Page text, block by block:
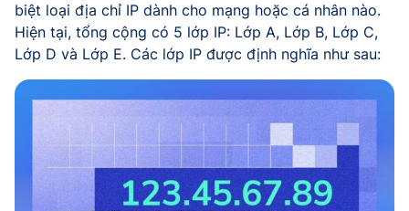
biệt loại địa chỉ IP dành cho mạng hoặc cá nhân nào.
Hiện tại, tổng cộng có 5 lớp IP: Lớp A, Lớp B, Lớp C,
Lớp D và Lớp E. Các lớp IP được định nghĩa như sau: